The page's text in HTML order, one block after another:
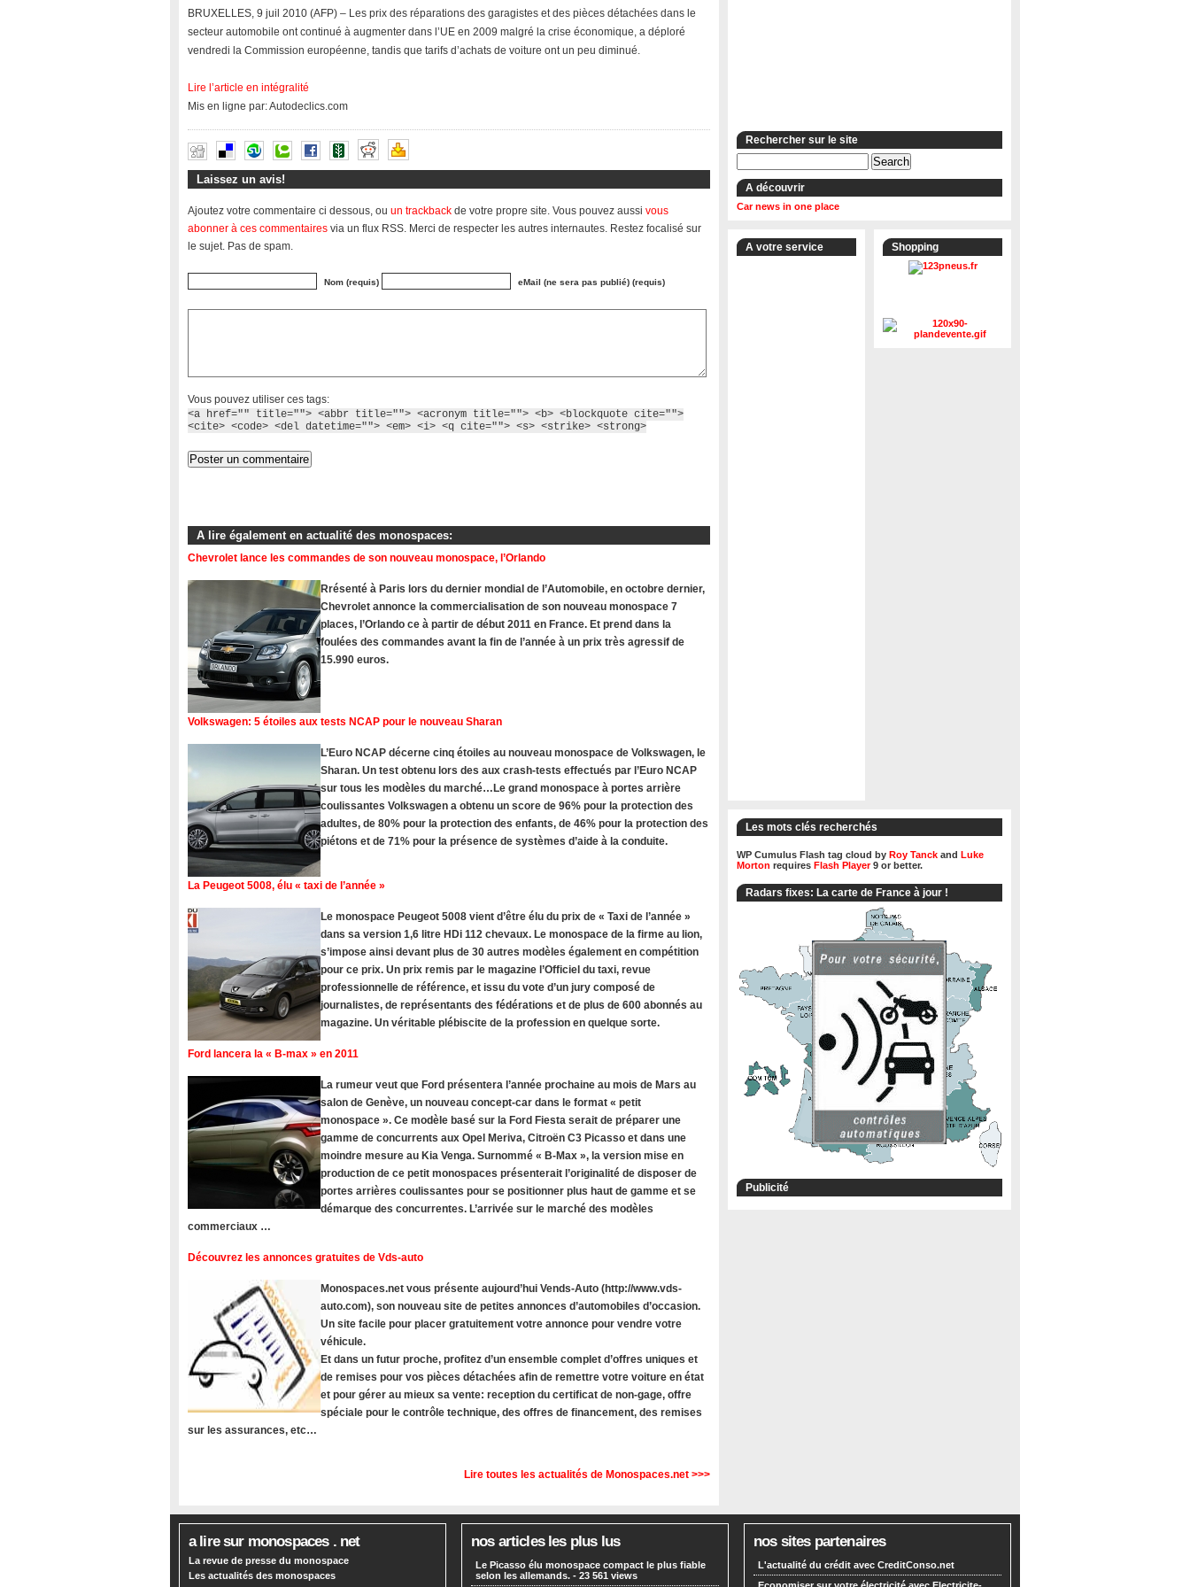
BRUXELLES, 9 juil 2010 (AFP) – Les prix des réparations des garagistes et des pièces détachées dans le
secteur automobile ont continué à augmenter dans l’UE en 2009 malgré la crise économique, a déploré
vendredi la Commission européenne, tandis que tarifs d’achats de voiture ont un peu diminué.
Lire l’article en intégralité
Mis en ligne par: Autodeclics.com
Laissez un avis!
Ajoutez votre commentaire ci dessous, ou un trackback de votre propre site. Vous pouvez aussi vous
abonner à ces commentaires via un flux RSS. Merci de respecter les autres internautes. Restez focalisé sur
le sujet. Pas de spam.
Nom (requis) eMail (ne sera pas publié) (requis)
Vous pouvez utiliser ces tags:
<a href="" title=""> <abbr title=""> <acronym title=""> <b> <blockquote cite="">
<cite> <code> <del datetime=""> <em> <i> <q cite=""> <s> <strike> <strong>
A lire également en actualité des monospaces:
Chevrolet lance les commandes de son nouveau monospace, l’Orlando
Rrésenté à Paris lors du dernier mondial de l’Automobile, en octobre dernier,
Chevrolet annonce la commercialisation de son nouveau monospace 7
places, l’Orlando ce à partir de début 2011 en France. Et prend dans la
foulées des commandes avant la fin de l’année à un prix très agressif de
15.990 euros.
Volkswagen: 5 étoiles aux tests NCAP pour le nouveau Sharan
L’Euro NCAP décerne cinq étoiles au nouveau monospace de Volkswagen, le
Sharan. Un test obtenu lors des aux crash-tests effectués par l’Euro NCAP
sur tous les modèles du marché…Le grand monospace à portes arrière
coulissantes Volkswagen a obtenu un score de 96% pour la protection des
adultes, de 80% pour la protection des enfants, de 46% pour la protection des
piétons et de 71% pour la présence de systèmes d’aide à la conduite.
La Peugeot 5008, élu « taxi de l’année »
Le monospace Peugeot 5008 vient d’être élu du prix de « Taxi de l’année »
dans sa version 1,6 litre HDi 112 chevaux. Le monospace de la firme au lion,
s’impose ainsi devant plus de 30 autres modèles également en compétition
pour ce prix. Un prix remis par le magazine l’Officiel du taxi, revue
professionnelle de référence, et issu du vote d’un jury composé de
journalistes, de représentants des fédérations et de plus de 600 abonnés au
magazine. Un véritable plébiscite de la profession en quelque sorte.
Ford lancera la « B-max » en 2011
La rumeur veut que Ford présentera l’année prochaine au mois de Mars au
salon de Genève, un nouveau concept-car dans le format « petit
monospace ». Ce modèle basé sur la Ford Fiesta serait de préparer une
gamme de concurrents aux Opel Meriva, Citroën C3 Picasso et dans une
moindre mesure au Kia Venga. Surnommé « B-Max », la version mise en
production de ce petit monospaces présenterait l’originalité de disposer de
portes arrières coulissantes pour se positionner plus haut de gamme et se
démarque des concurrentes. L’arrivée sur le marché des modèles
commerciaux …
Découvrez les annonces gratuites de Vds-auto
Monospaces.net vous présente aujourd’hui Vends-Auto (http://www.vds-
auto.com), son nouveau site de petites annonces d’automobiles d’occasion.
Un site facile pour placer gratuitement votre annonce pour vendre votre
véhicule.
Et dans un futur proche, profitez d’un ensemble complet d’offres uniques et
de remises pour vos pièces détachées afin de remettre votre voiture en état
et pour gérer au mieux sa vente: reception du certificat de non-gage, offre
spéciale pour le contrôle technique, des offres de financement, des remises
sur les assurances, etc…
Lire toutes les actualités de Monospaces.net >>>
Rechercher sur le site
A découvrir
Car news in one place
A votre service Shopping
Les mots clés recherchés
WP Cumulus Flash tag cloud by Roy Tanck and Luke
Morton requires Flash Player9 or better.
Radars fixes: La carte de France à jour !
Publicité
a lire sur monospaces . net
La revue de presse du monospace
Les actualités des monospaces
nos articles les plus lus
Le Picasso élu monospace compact le plus fiable
selon les allemands. - 23 561 views
nos sites partenaires
L'actualité du crédit avec CreditConso.net